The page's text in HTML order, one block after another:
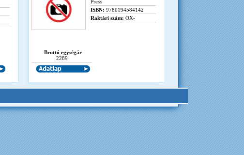
Press
ISBN: 9780194584142
Raktári szám: OX-
Bruttó egységár
2289